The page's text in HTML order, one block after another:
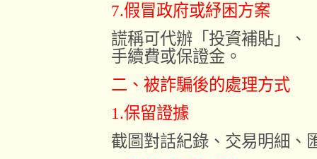
7.假冒政府或紓困方案
謊稱可代辦「投資補貼」、
手續費或保證金。
二、被詐騙後的處理方式
1.保留證據
截圖對話紀錄、交易明細、